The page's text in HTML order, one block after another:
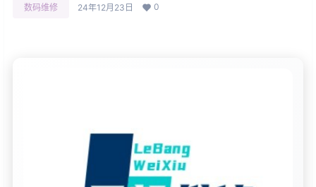
数码维修 24年12月23日 0